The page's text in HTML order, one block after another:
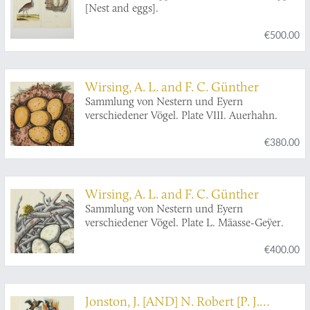
[Nest and eggs].
€500.00
Wirsing, A. L. and F. C. Günther
Sammlung von Nestern und Eyern
verschiedener Vögel. Plate VIII. Auerhahn.
€380.00
Wirsing, A. L. and F. C. Günther
Sammlung von Nestern und Eyern
verschiedener Vögel. Plate L. Mäasse-Geÿer.
€400.00
Jonston, J. [AND] N. Robert [P. J.